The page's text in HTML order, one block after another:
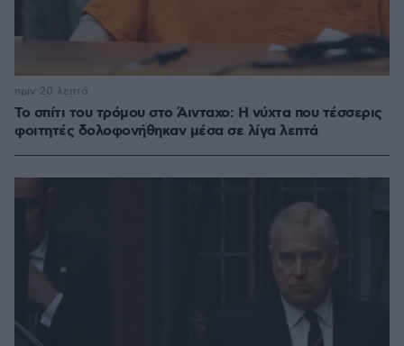
Το σπίτι του τρόμου στο Άινταχο: Η νύχτα που τέσσερις
φοιτητές δολοφονήθηκαν μέσα σε λίγα λεπτά
πριν 20 λεπτά